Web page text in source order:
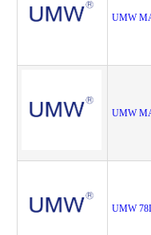
UMW
UMW
UMW